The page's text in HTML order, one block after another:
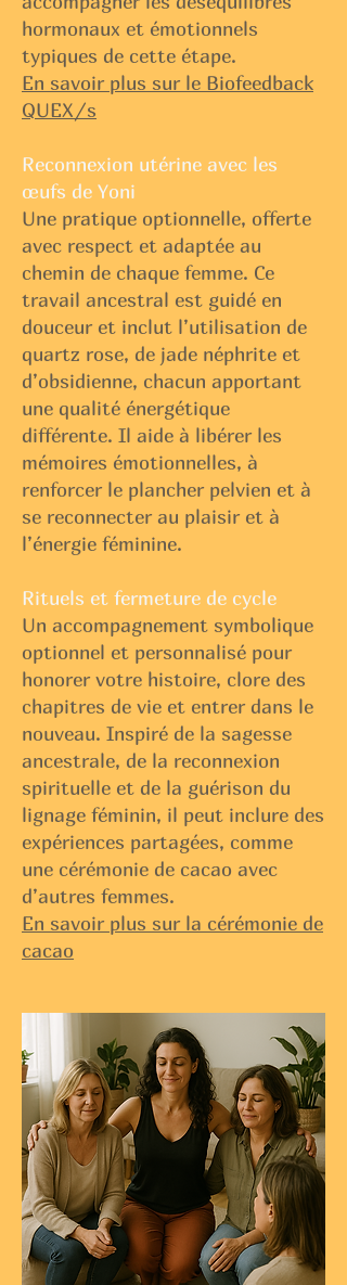
hormonaux et émotionnels
typiques de cette étape.
En savoir plus sur le Biofeedback
QUEX/s
Reconnexion utérine avec les
œufs de Yoni
Une pratique optionnelle, offerte
avec respect et adaptée au
chemin de chaque femme. Ce
travail ancestral est guidé en
douceur et inclut l’utilisation de
quartz rose, de jade néphrite et
d’obsidienne, chacun apportant
une qualité énergétique
différente. Il aide à libérer les
mémoires émotionnelles, à
renforcer le plancher pelvien et à
se reconnecter au plaisir et à
l’énergie féminine.
Rituels et fermeture de cycle
Un accompagnement symbolique
optionnel et personnalisé pour
honorer votre histoire, clore des
chapitres de vie et entrer dans le
nouveau. Inspiré de la sagesse
ancestrale, de la reconnexion
spirituelle et de la guérison du
lignage féminin, il peut inclure des
expériences partagées, comme
une cérémonie de cacao avec
d’autres femmes.
En savoir plus sur la cérémonie de
cacao